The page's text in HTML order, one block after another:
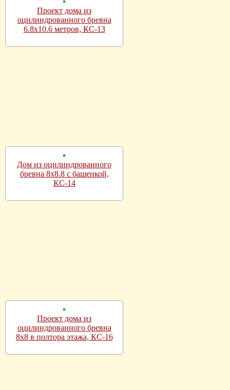
Проект дома из
оцилиндрованного бревна
6.8х10.6 метров, КС-13
Дом из оцилиндрованного
бревна 8х8.8 с башенкой,
КС-14
Проект дома из
оцилиндрованного бревна
8х8 в полтора этажа, КС-16